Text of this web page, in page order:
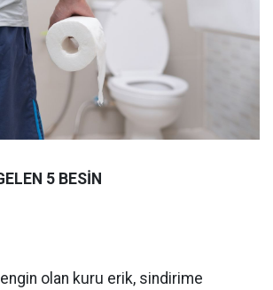
5 BESİN
olan kuru erik, sindirime